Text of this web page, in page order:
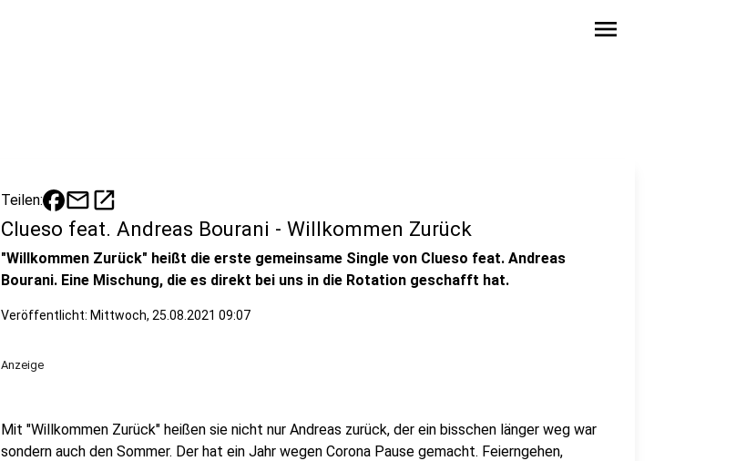
menu
Teilen: mailopen_in_new
Clueso feat. Andreas Bourani - Willkommen Zurück
"Willkommen Zurück" heißt die erste gemeinsame Single von Clueso feat. Andreas
Bourani. Eine Mischung, die es direkt bei uns in die Rotation geschafft hat.
Veröffentlicht: Mittwoch, 25.08.2021 09:07
Anzeige
Mit "Willkommen Zurück" heißen sie nicht nur Andreas zurück, der ein bisschen länger weg war
sondern auch den Sommer. Der hat ein Jahr wegen Corona Pause gemacht. Feierngehen,